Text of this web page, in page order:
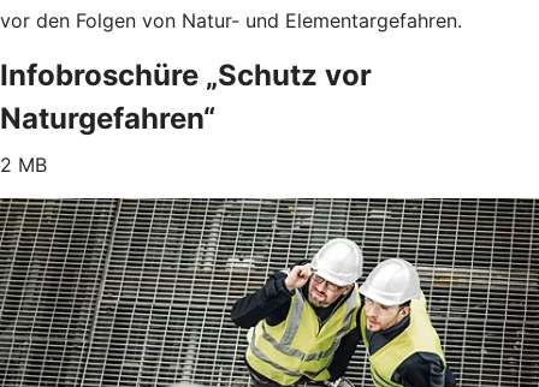
vor den Folgen von Natur- und Elementargefahren.
Infobroschüre „Schutz vor
Naturgefahren“
2 MB